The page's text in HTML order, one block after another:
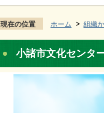
現在の位置 ホーム 組織
小諸市文化センタ